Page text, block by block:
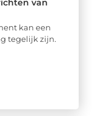
van
kan een
tegelijk zijn.